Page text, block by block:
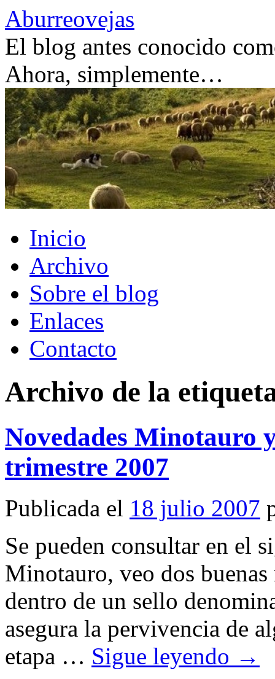
Saltar
al
contenido
Aburreovejas
El blog antes conocido
Ahora, simplemente…
Inicio
Archivo
Sobre el blog
Enlaces
Contacto
Archivo de la
Novedades Minotauro
trimestre 2007
Publicada el 18 julio 2007
Se pueden consultar en el
Minotauro, veo dos
dentro de un sello
asegura la pervivencia de
etapa … Sigue leyendo →